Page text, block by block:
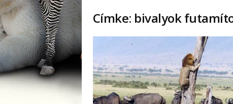
Címke: bivalyok